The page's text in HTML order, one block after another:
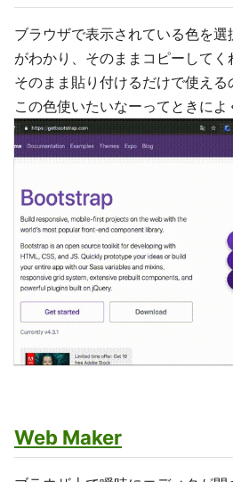
ブラウザで表示されている色を
がわかり、そのままコピーしてく
そのまま貼り付けるだけで使える
この色使いたいなーってときによ
Web Maker